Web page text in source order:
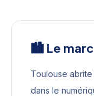
🏙️ Le
Toulouse
dans le